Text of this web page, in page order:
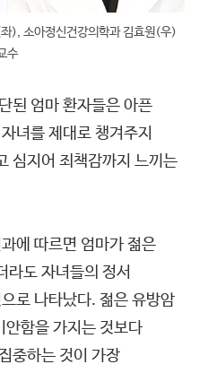
), 소아정신건강의학과 김효원(우)
수
된 엄마 환자들은 아픈
녀를 제대로 챙겨주지
심지어 죄책감까지 느끼는
에 따르면 엄마가 젊은
라도 자녀들의 정서
로 나타났다. 젊은 유방암
안함을 가지는 것보다
중하는 것이 가장